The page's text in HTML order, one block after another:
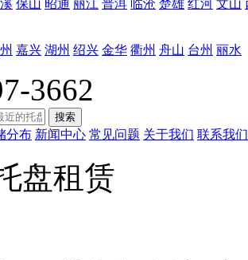
保山 昭通 丽江 普洱 临沧 楚雄 红河 文山
嘉兴 湖州 绍兴 金华 衢州 舟山 台州 丽水
3662
搜索
分布 新闻中心 常见问题 关于我们 联系我们
盘租赁